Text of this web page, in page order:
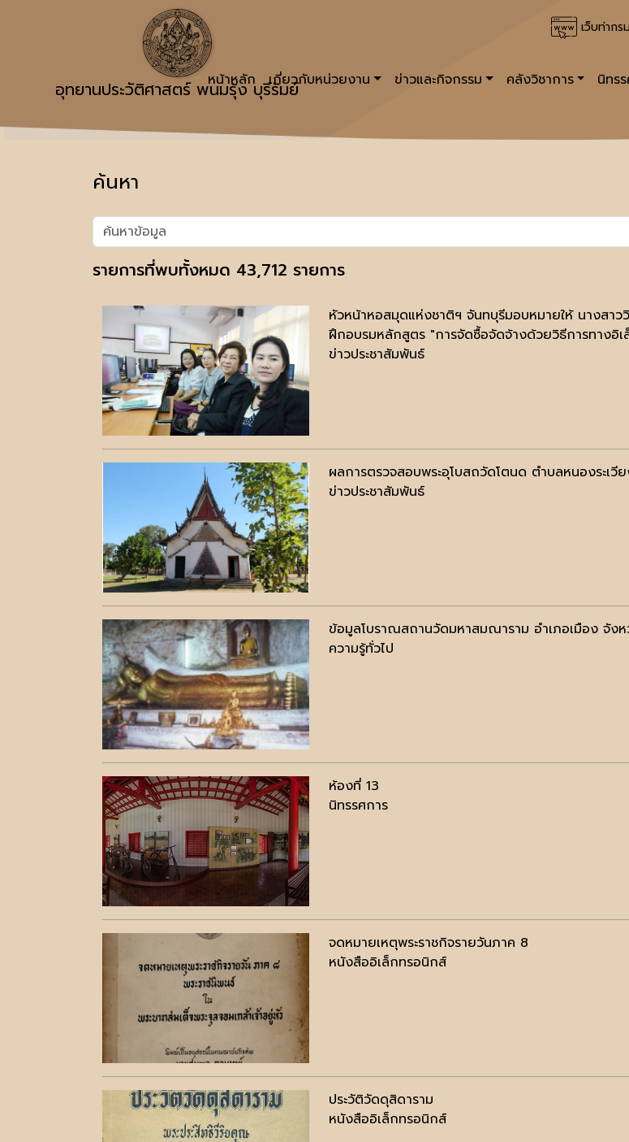
เว็บท่าก
อุทยานประวัติศาสตร์ พนมรุ้ง บุรีรัมย์
หน้าหลัก เกี่ยวกับหน่วยงาน ข่าวและกิจกรรม คลังวิชาการ นิทร
ค้นหา
รายการที่พบทั้งหมด 43,712 รายการ
หัวหน้าหอสมุดแห่งชาติฯ จันทบุรีมอบหมายให้ นางสาว
ฝึกอบรมหลักสูตร "การจัดซื้อจัดจ้างด้วยวิธีการทางอิ
ข่าวประชาสัมพันธ์
ผลการตรวจสอบพระอุโบสถวัดโตนด ตำบลหนองระเวี
ข่าวประชาสัมพันธ์
ข้อมูลโบราณสถานวัดมหาสมณาราม อำเภอเมือง จังห
ความรู้ทั่วไป
ห้องที่ 13
นิทรรศการ
จดหมายเหตุพระราชกิจรายวันภาค 8
หนังสืออิเล็กทรอนิกส์
ประวัติวัดดุสิดาราม
หนังสืออิเล็กทรอนิกส์